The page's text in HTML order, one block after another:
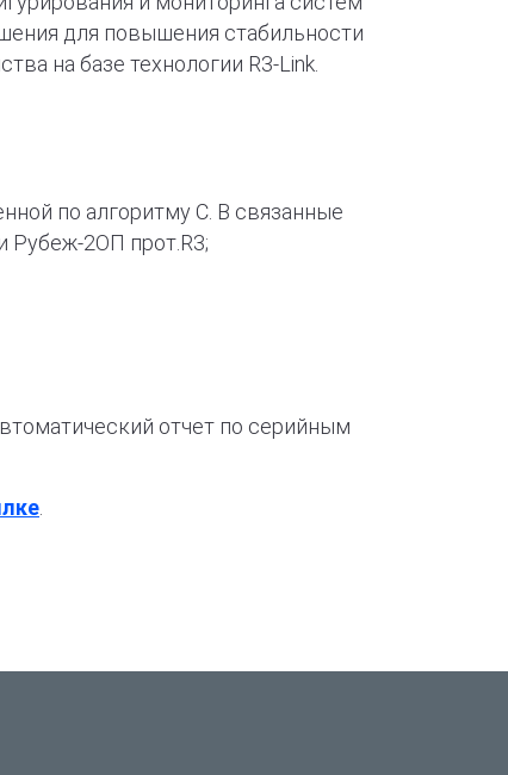
для повышения стабильности
на базе технологии R3-Link.
по алгоритму С. В связанные
Рубеж-2ОП прот.R3;
отчет по серийным